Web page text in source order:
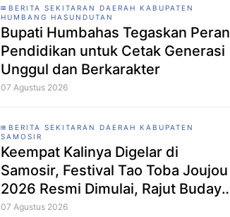
BERITA SEKITARAN DAERAH KABUPATEN
HUMBANG HASUNDUTAN
Bupati Humbahas Tegaskan Peran
Pendidikan untuk Cetak Generasi
Unggul dan Berkarakter
07 Agustus 2026
BERITA SEKITARAN DAERAH KABUPATEN
SAMOSIR
Keempat Kalinya Digelar di
Samosir, Festival Tao Toba Joujou
2026 Resmi Dimulai, Rajut Budaya
dan Perkuat Ekonomi Masyarakat
07 Agustus 2026